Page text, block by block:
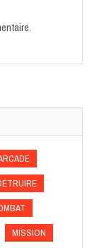
MISSION